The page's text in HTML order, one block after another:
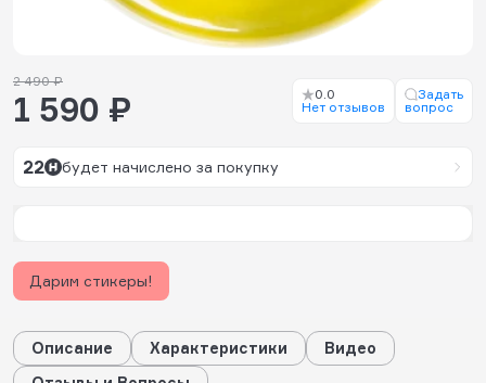
2 490 ₽
1 590 ₽
0.0
Нет отзывов
Задать
вопрос
22 будет начислено за покупку
Дарим стикеры!
Описание Характеристики
Видео